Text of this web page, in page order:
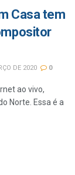
Casa tem
DE 2020 0
ao vivo,
Norte. Essa é a